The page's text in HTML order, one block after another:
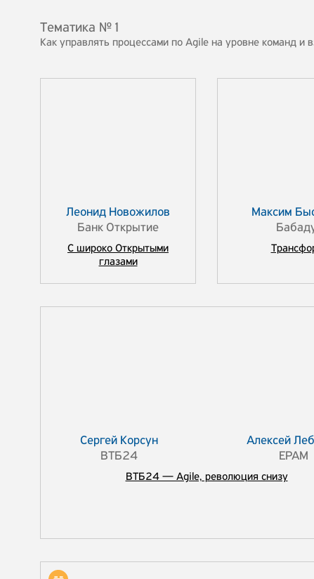
Тематика №1
Как управлять процессами по Agile на уровне команд и
Леонид Новожилов
Банк Открытие
С широко Открытыми
глазами
Максим
Алексей
EPAM
Сергей Корсун
ВТБ24
ВТБ24 — Agile, революция снизу